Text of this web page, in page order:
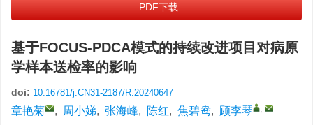
PDF下载
基于FOCUS-PDCA模式的持续改进项目对病原
学样本送检率的影响
doi: 10.16781/j.CN31-2187/R.20240647
章艳菊 , 周小娣, 张海峰, 陈红, 焦碧鸯, 顾李琴 ,